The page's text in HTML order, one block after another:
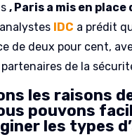
, Paris a mis en
IDC a prédit
de deux pour cent,
de la
les raisons
pouvons
les types